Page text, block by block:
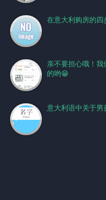
在意大利购房的四
亲不要担心哦！我
的哟😁
意大利语中关于